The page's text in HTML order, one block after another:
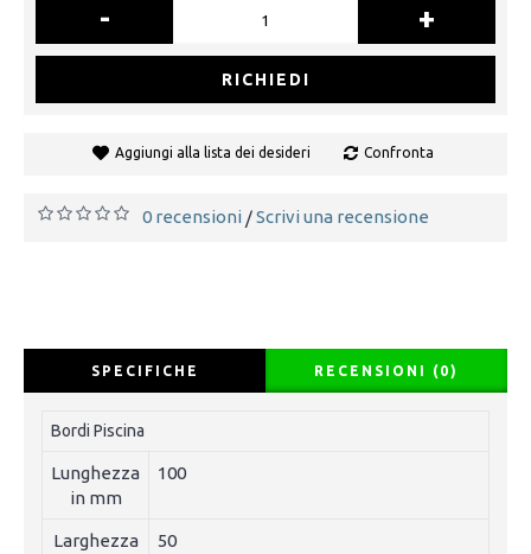
- +
RICHIEDI
Aggiungi alla lista dei desideri Confronta
0 recensioni /Scrivi una recensione
SPECIFICHE RECENSIONI (0)
Bordi Piscina
Lunghezza
in mm
100
Larghezza
50